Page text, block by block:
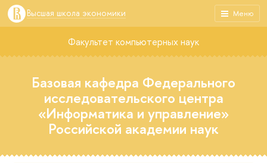
Меню
Высшая школа экономики
Факультет компьютерных наук
Базовая кафедра Федерального
исследовательского центра
«Информатика и управление»
Российской академии наук